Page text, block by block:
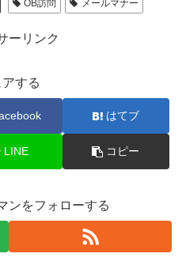
OB訪問 メールマナー
ーリンク
アする
はてブ
LINE コピー
ンをフォローする